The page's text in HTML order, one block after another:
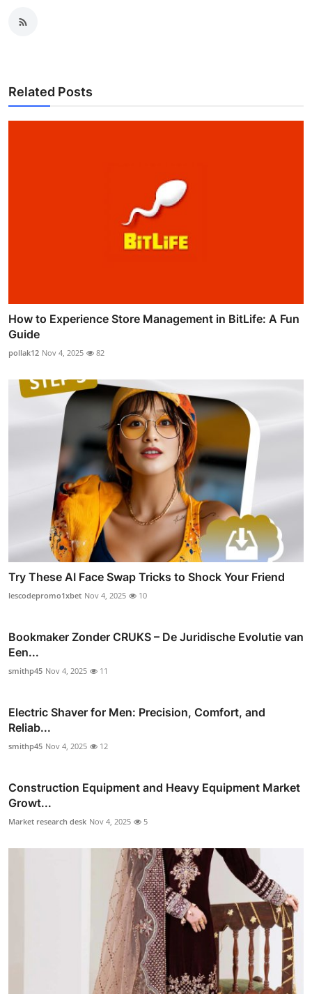
Related Posts
How to Experience Store Management in BitLife: A Fun
Guide
pollak12 Nov 4, 2025 82
Try These AI Face Swap Tricks to Shock Your Friend
lescodepromo1xbet Nov 4, 2025 10
Bookmaker Zonder CRUKS – De Juridische Evolutie van
Een...
smithp45 Nov 4, 2025 11
Electric Shaver for Men: Precision, Comfort, and
Reliab...
smithp45 Nov 4, 2025 12
Construction Equipment and Heavy Equipment Market
Growt...
Market research desk Nov 4, 2025 5